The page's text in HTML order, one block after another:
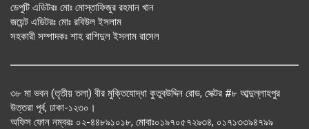
ডেপুটি এডিটরঃ মোঃ মোস্তাফিজুর রহমান খান
জয়েন্ট এডিটরঃ মোঃ রবিউল ইসলাম
সহকারী সম্পাদকঃ শাহ রাশিদুল ইসলাম রাসেল
৩৮ মা ভবন (তৃতীয় তলা) বীর মুক্তিযোদ্ধা কুতুবউদ্দিন রোড, সেক্টর #৮ আব্দুল্লাহপুর
উত্তরা পূর্ব, ঢাকা-১২৩০।
অফিস ফোন নম্বরঃ ০২-৪৪৮৯১০১৮, মোবাঃ০১৯৭০৫৭২৯৩৪, ০১৭১৩৩৯৪৭৯৯